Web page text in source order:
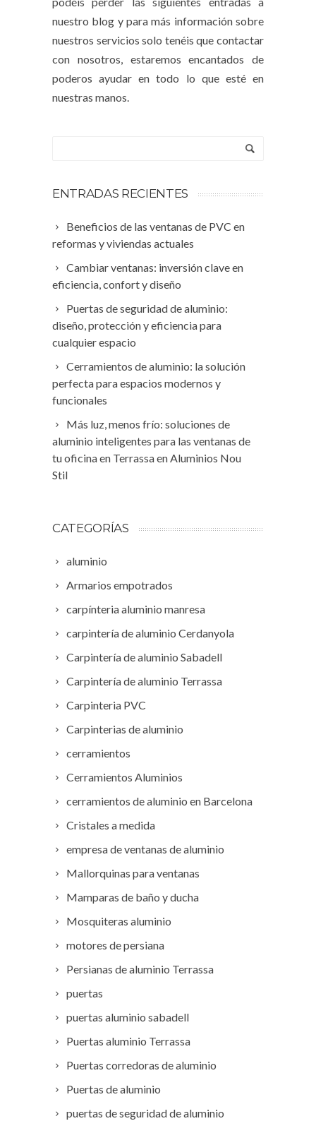
nuestro blog y para más información sobre
nuestros servicios solo tenéis que contactar
con nosotros, estaremos encantados de
poderos ayudar en todo lo que esté en
nuestras manos.
ENTRADAS RECIENTES
Beneficios de las ventanas de PVC en
reformas y viviendas actuales
Cambiar ventanas: inversión clave en
eficiencia, confort y diseño
Puertas de seguridad de aluminio:
diseño, protección y eficiencia para
cualquier espacio
Cerramientos de aluminio: la solución
perfecta para espacios modernos y
funcionales
Más luz, menos frío: soluciones de
aluminio inteligentes para las ventanas de
tu oficina en Terrassa en Aluminios Nou
Stil
CATEGORÍAS
aluminio
Armarios empotrados
carpínteria aluminio manresa
carpintería de aluminio Cerdanyola
Carpintería de aluminio Sabadell
Carpintería de aluminio Terrassa
Carpinteria PVC
Carpinterias de aluminio
cerramientos
Cerramientos Aluminios
cerramientos de aluminio en Barcelona
Cristales a medida
empresa de ventanas de aluminio
Mallorquinas para ventanas
Mamparas de baño y ducha
Mosquiteras aluminio
motores de persiana
Persianas de aluminio Terrassa
puertas
puertas aluminio sabadell
Puertas aluminio Terrassa
Puertas corredoras de aluminio
Puertas de aluminio
puertas de seguridad de aluminio